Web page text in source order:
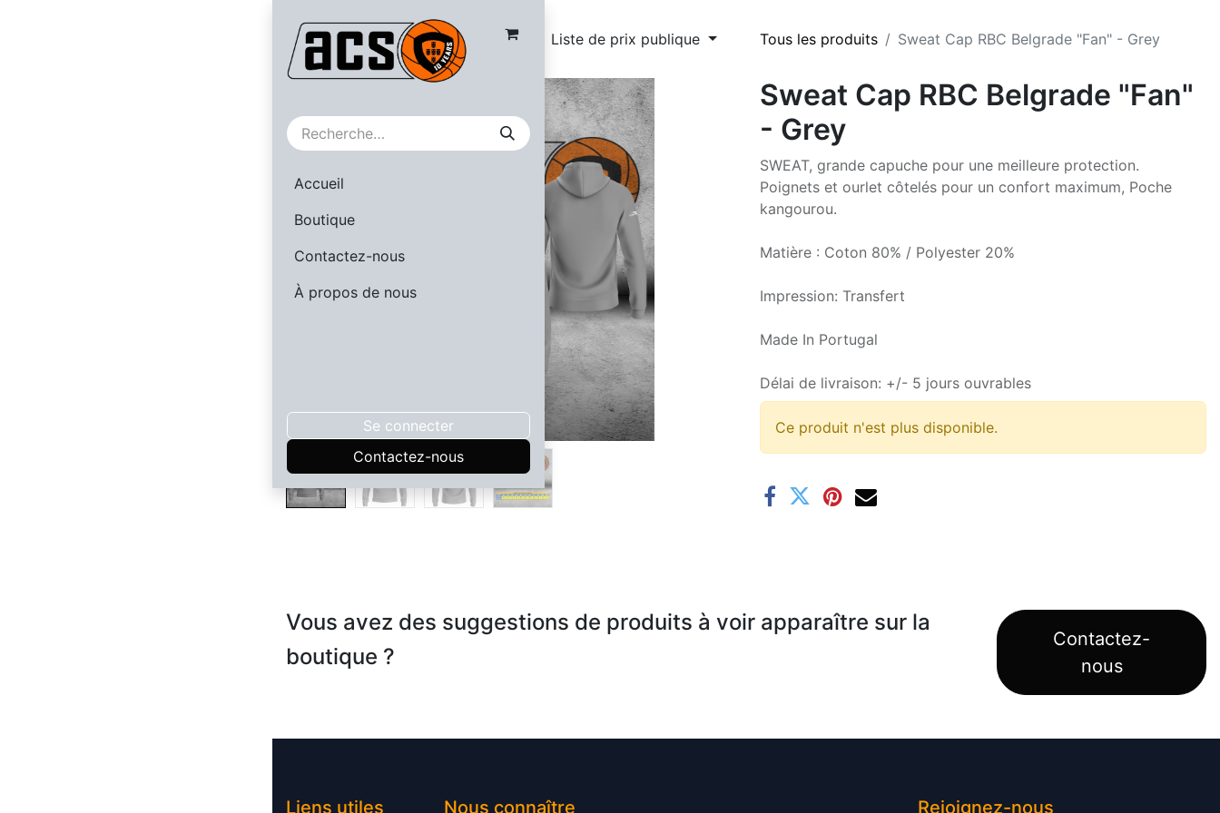
Accueil
Boutique
Contactez-nous
À propos de nous
Se connecter
Contactez-nous
Liste de prix publique Tous les produits Sweat Cap RBC Belgrade "Fan" - Grey
Sweat Cap RBC Belgrade "Fan"
- Grey
SWEAT, grande capuche pour une meilleure protection.
Poignets et ourlet côtelés pour un confort maximum, Poche
kangourou.
Matière : Coton 80% / Polyester 20%
Impression: Transfert
Made In Portugal
Délai de livraison: +/- 5 jours ouvrables
Ce produit n'est plus disponible.
Vous avez des suggestions de produits à voir apparaître sur la
boutique ?
Contactez-
nous
Liens utile​​s Nous connaître Rejoignez-nous